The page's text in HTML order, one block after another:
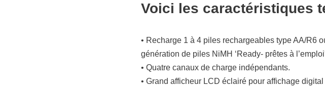
Voici les caractéristiques
• Recharge 1 à 4 piles rechargeables type AA/R6
génération de piles NiMH ‘Ready- prêtes à
• Quatre canaux de charge indépendants.
• Grand afficheur LCD éclairé pour affichage